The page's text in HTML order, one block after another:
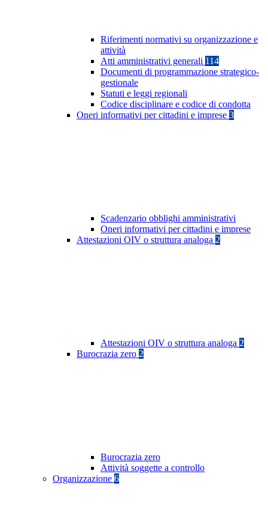
Riferimenti normativi su organizzazione e
attività
Atti amministrativi generali 114
Documenti di programmazione strategico-
gestionale
Statuti e leggi regionali
Codice disciplinare e codice di condotta
Oneri informativi per cittadini e imprese 3
Scadenzario obblighi amministrativi
Oneri informativi per cittadini e imprese
Attestazioni OIV o struttura analoga 2
Attestazioni OIV o struttura analoga 2
Burocrazia zero 2
Burocrazia zero
Attività soggette a controllo
Organizzazione 6